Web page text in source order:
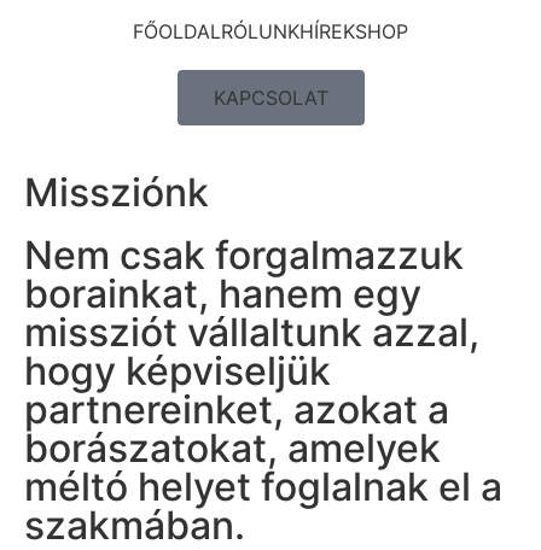
FŐOLDALRÓLUNKHÍREKSHOP
KAPCSOLAT
Missziónk
Nem csak forgalmazzuk
borainkat, hanem egy
missziót vállaltunk azzal,
hogy képviseljük
partnereinket, azokat a
borászatokat, amelyek
méltó helyet foglalnak el a
szakmában.